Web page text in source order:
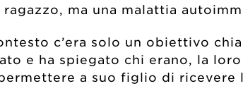
ma una malattia
c’era solo un obiettivo
e ha spiegato chi erano, la
a suo figlio di ricevere